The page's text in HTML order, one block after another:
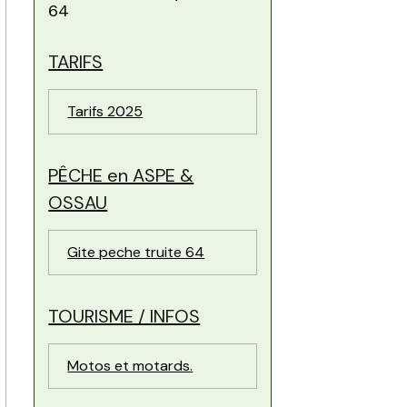
64
TARIFS
Tarifs 2025
PÊCHE en ASPE &
OSSAU
Gite peche truite 64
TOURISME / INFOS
Motos et motards.